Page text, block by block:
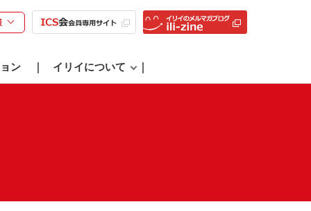
ン イリイについて